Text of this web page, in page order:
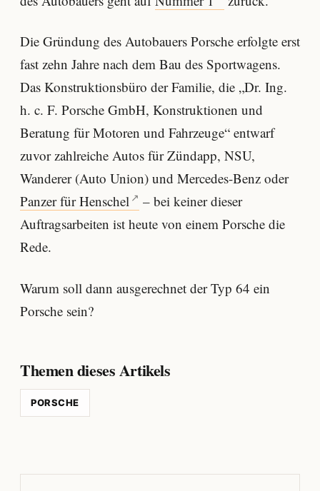
Die Gründung des Autobauers Porsche erfolgte erst
fast zehn Jahre nach dem Bau des Sportwagens.
Das Konstruktionsbüro der Familie, die „Dr. Ing.
h. c. F. Porsche GmbH, Konstruktionen und
Beratung für Motoren und Fahrzeuge“ entwarf
zuvor zahlreiche Autos für Zündapp, NSU,
Wanderer (Auto Union) und Mercedes-Benz oder
Panzer für Henschel
– bei keiner dieser
Auftragsarbeiten ist heute von einem Porsche die
Rede.
Warum soll dann ausgerechnet der Typ 64 ein
Porsche sein?
Themen dieses Artikels
PORSCHE